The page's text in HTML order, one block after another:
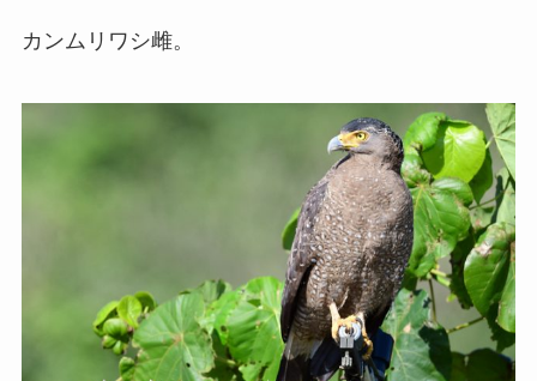
カンムリワシ雌。